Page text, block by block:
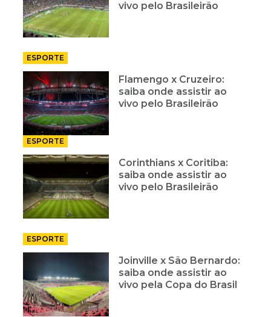
vivo pelo Brasileirão
ESPORTE
Flamengo x Cruzeiro:
saiba onde assistir ao
vivo pelo Brasileirão
ESPORTE
Corinthians x Coritiba:
saiba onde assistir ao
vivo pelo Brasileirão
ESPORTE
Joinville x São Bernardo:
saiba onde assistir ao
vivo pela Copa do Brasil